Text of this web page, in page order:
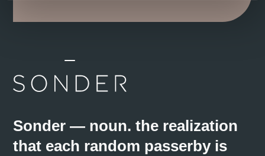
Sonder — noun. the realization
that each random passerby is